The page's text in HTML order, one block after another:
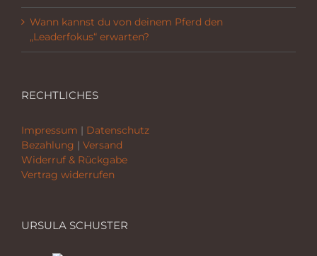
Wann kannst du von deinem Pferd den
„Leaderfokus“ erwarten?
RECHTLICHES
Impressum | Datenschutz
Bezahlung | Versand
Widerruf & Rückgabe
Vertrag widerrufen
URSULA SCHUSTER